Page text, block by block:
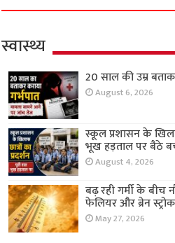
स्वास्थ्य
20 साल की उम्र
August 6, 2026
स्कूल प्रशासन के
भूख हड़ताल पर बैठे
August 4, 2026
बढ़ रही गर्मी के बीच
फेलियर और ब्रेन
May 27, 2026